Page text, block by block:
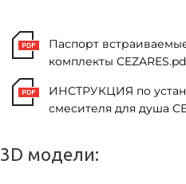
Паспорт
комплекты
ИНСТРУКЦИЯ по
смесителя для душа
3D модели: